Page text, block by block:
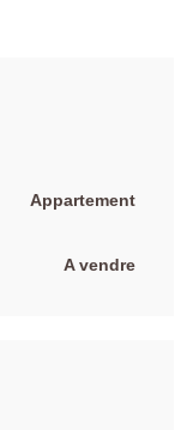
Appartement
A vendre